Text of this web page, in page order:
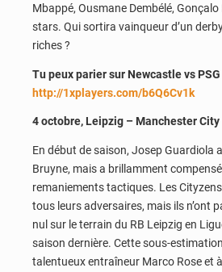
Mbappé, Ousmane Dembélé,
stars. Qui sortira vainqueur d’un
riches ?
Tu peux parier sur Newcastle vs PSG
http://1xplayers.com/b6Q6Cv1k
4 octobre, Leipzig – Manchester City
En début de saison, Josep Guardiola
Bruyne, mais a brillamment
remaniements tactiques. Les
tous leurs adversaires, mais ils n’ont
nul sur le terrain du RB Leipzig en
saison dernière. Cette sous-
talentueux entraîneur Marco Rose et